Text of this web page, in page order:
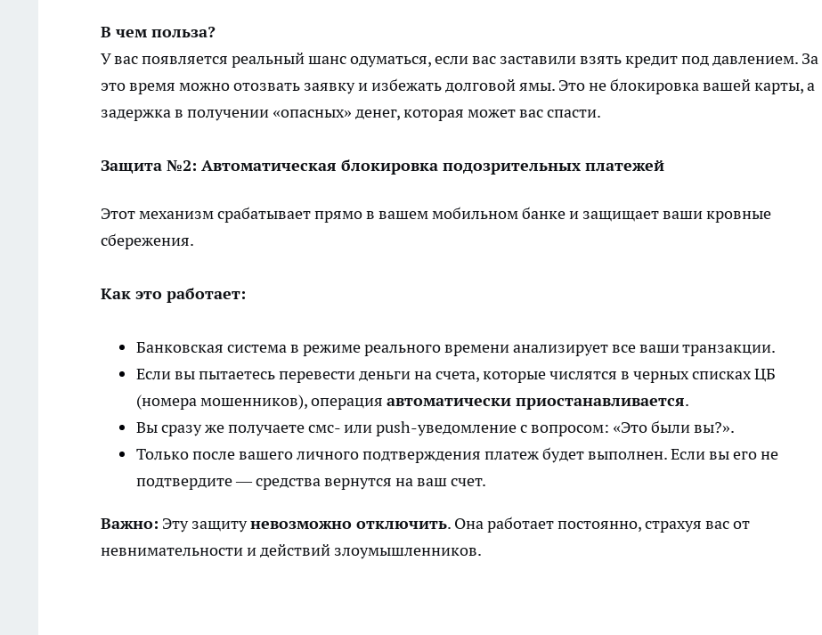
В чем польза?
У вас появляется реальный шанс одуматься, если вас заставили взять кредит под давлением. За
это время можно отозвать заявку и избежать долговой ямы. Это не блокировка вашей карты, а
задержка в получении «опасных» денег, которая может вас спасти.
Защита №2: Автоматическая блокировка подозрительных платежей
Этот механизм срабатывает прямо в вашем мобильном банке и защищает ваши кровные
сбережения.
Как это работает:
Банковская система в режиме реального времени анализирует все ваши транзакции.
Если вы пытаетесь перевести деньги на счета, которые числятся в черных списках ЦБ
(номера мошенников), операция автоматически приостанавливается.
Вы сразу же получаете смс- или push-уведомление с вопросом: «Это были вы?».
Только после вашего личного подтверждения платеж будет выполнен. Если вы его не
подтвердите — средства вернутся на ваш счет.
Важно: Эту защитуневозможно отключить. Она работает постоянно, страхуя вас от
невнимательности и действий злоумышленников.